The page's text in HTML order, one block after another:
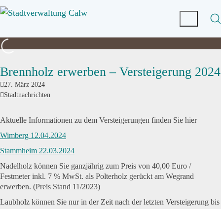
Brennholz erwerben – Versteigerung 2024
27. März 2024
Stadtnachrichten
Aktuelle Informationen zu dem Versteigerungen finden Sie hier
Wimberg 12.04.2024
Stammheim 22.03.2024
Nadelholz können Sie ganzjährig zum Preis von 40,00 Euro /
Festmeter inkl. 7 % MwSt. als Polterholz gerückt am Wegrand
erwerben. (Preis Stand 11/2023)
Laubholz können Sie nur in der Zeit nach der letzten Versteigerung bis